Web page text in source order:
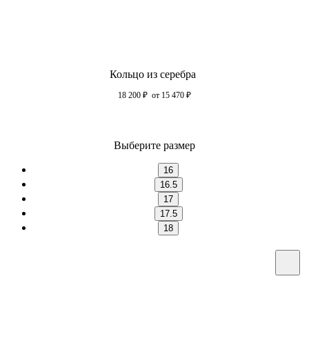
Кольцо из серебра
18 200 ₽ от 15 470 ₽
Выберите размер
16
16.5
17
17.5
18